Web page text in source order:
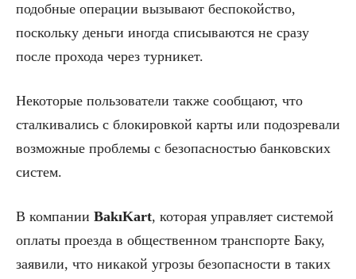
подобные операции вызывают беспокойство,
поскольку деньги иногда списываются не сразу
после прохода через турникет.
Некоторые пользователи также сообщают, что
сталкивались с блокировкой карты или подозревали
возможные проблемы с безопасностью банковских
систем.
В компании BakıKart, которая управляет системой
оплаты проезда в общественном транспорте Баку,
заявили, что никакой угрозы безопасности в таких